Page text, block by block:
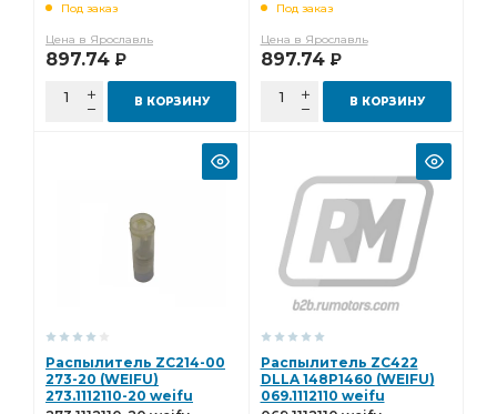
Под заказ
Цена в Ярославль
897.74 Р
В КОРЗИНУ
Под заказ
Цена в Ярославль
897.74 Р
В КОРЗИНУ
Распылитель ZC214-00
273-20 (WEIFU)
273.1112110-20 weifu
Распылитель ZC422
DLLA 148P1460 (WEIFU)
069.1112110 weifu